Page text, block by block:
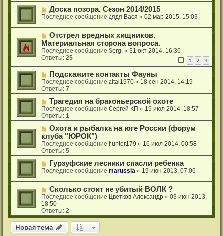
Доска позора. Сезон 2014/2015
Последнее сообщениедядя Вася «02 мар 2015, 15:03
Отстрел вредных хищников.
Материальная сторона вопроса.
Последнее сообщениеSerg. «31 окт 2014, 16:36
Ответы:25 1 2 3
Подскажите контакты Фауны
Последнее сообщениеaltai1970 « 18 сен 2014, 14:19
Ответы:7
Трагедия на браконьерской охоте
Последнее сообщениеСергей КП « 19 июл 2014, 18:57
Ответы:1
Охота и рыбалка на юге России (форум
клуба "ЮРОК")
Последнее сообщение hunter179 « 16 июл 2014, 00:58
Ответы:5
Гурзуфские лесники спасли ребенка
Последнее сообщениеmarussia « 19 июн 2013, 07:06
Сколько стоит не убитый ВОЛК ?
Последнее сообщение Цветков Александр «03 июн 2013,
18:50
Ответы:2
Новая тема
Новаятема